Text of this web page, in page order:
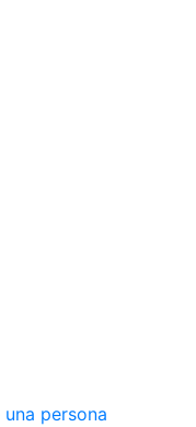
persona